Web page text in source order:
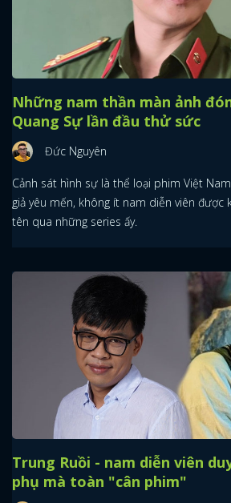
Những nam thần màn ảnh
Quang Sự lần đầu thử sức
Đức Nguyên
Cảnh sát hình sự là thể loại phim Việt
giả yêu mến, không ít nam diễn viên được
tên qua những series ấy.
Trung Ruồi - nam diễn viên
phụ mà toàn "cân phim"